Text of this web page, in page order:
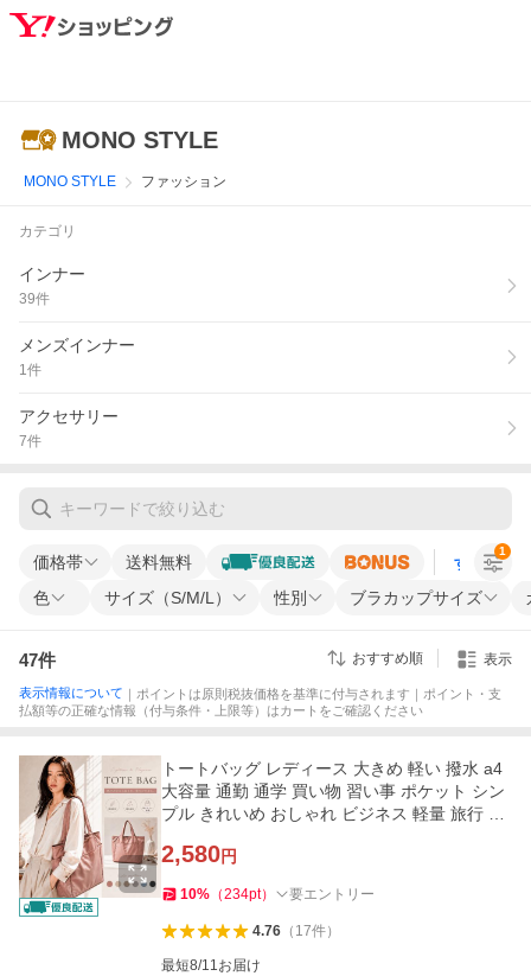
MONO STYLE
MONO STYLE ファッション
カテゴリ
インナー
39件
メンズインナー
1件
アクセサリー
7件
価格帯 送料無料 すべての条
色 サイズ（S/M/L） 性別 ブラカップサイズ
1
47件 おすすめ順 表示
表示情報について ｜ポイントは原則税抜価格を基準に付与されます｜ポイント・支
払額等の正確な情報（付与条件・上限等）はカートをご確認ください
トートバッグ レディース 大きめ 軽い 撥水 a4
大容量 通勤 通学 買い物 習い事 ポケット シン
プル きれいめ おしゃれ ビジネス 軽量 旅行 マ
2,580円
10% （234pt） 要エントリー
4.76（ 17件）
最短8/11お届け